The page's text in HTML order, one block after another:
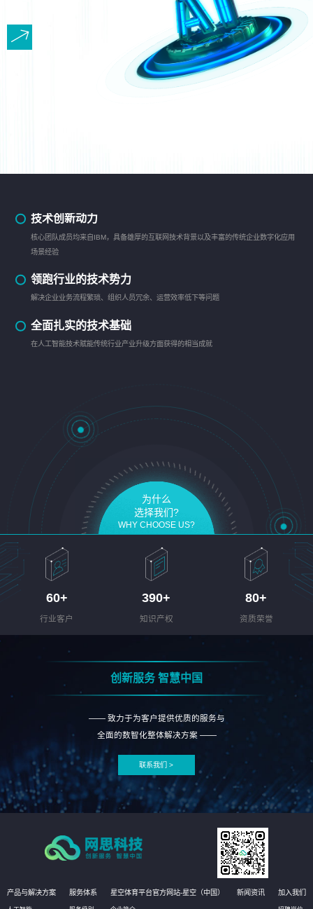
技术创新动力
核心团队成员均来自IBM，具备雄厚的互联网技术背景以及丰富的传统企业数字化应用
场景经验
领跑行业的技术势力
解决企业业务流程繁琐、组织人员冗余、运营效率低下等问题
全面扎实的技术基础
在人工智能技术赋能传统行业产业升级方面获得的相当成就
为什么
选择我们?
WHY CHOOSE US?
60+
行业客户
390+
知识产权
80+
资质荣誉
创新服务 智慧中国
—— 致力于为客户提供优质的服务与
全面的数智化整体解决方案 ——
联系我们 >
产品与解决方案 服务体系 星空体育平台官方网站-星空（中国） 新闻资讯 加入我们